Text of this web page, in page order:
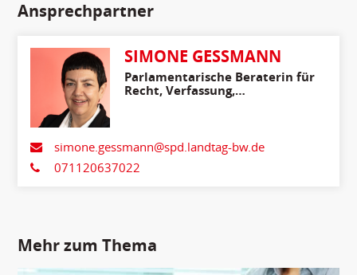
Ansprechpartner
SIMONE GESSMANN
Parlamentarische Beraterin für
Recht, Verfassung,
simone.gessmann@spd.landtag-bw.de
071120637022
Mehr zum Thema